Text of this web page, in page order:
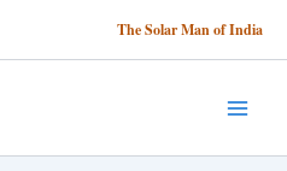
The Solar Man of India